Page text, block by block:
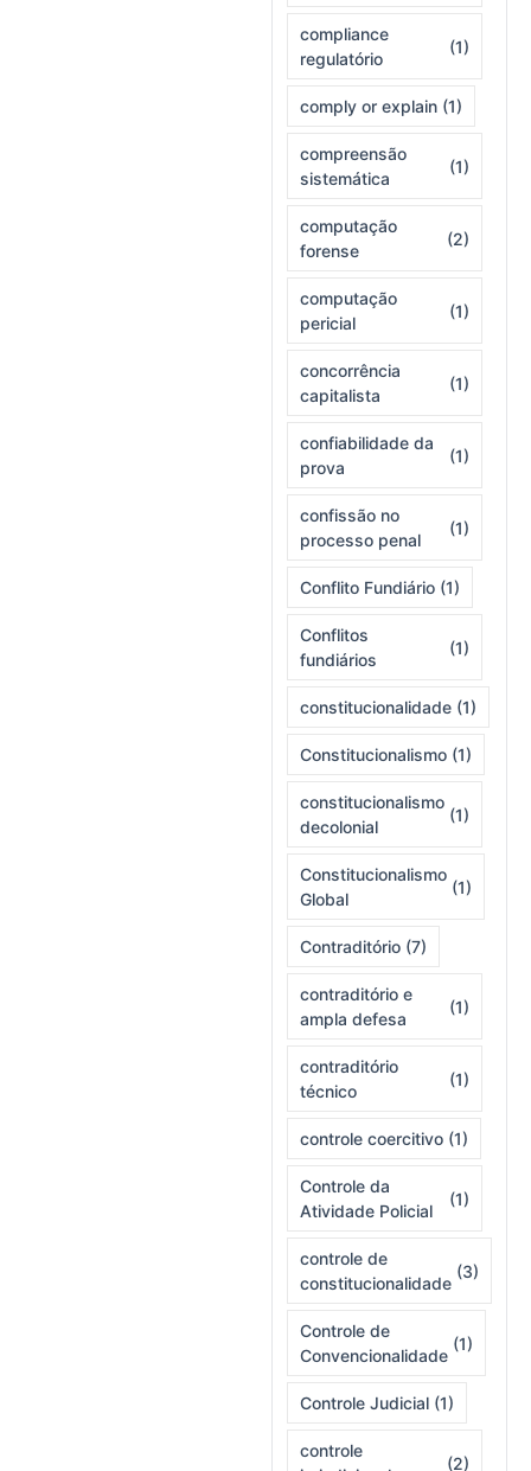
compliance
regulatório
(1)
comply or explain (1)
compreensão
sistemática
(1)
computação
forense
(2)
computação
pericial
(1)
concorrência
capitalista
(1)
confiabilidade da
prova
(1)
confissão no
processo penal
(1)
Conflito Fundiário (1)
Conflitos
fundiários
(1)
constitucionalidade (1)
Constitucionalismo (1)
constitucionalismo
decolonial
(1)
Constitucionalismo
Global
(1)
Contraditório (7)
contraditório e
ampla defesa
(1)
contraditório
técnico
(1)
controle coercitivo (1)
Controle da
Atividade Policial
(1)
controle de
constitucionalidade
(3)
Controle de
Convencionalidade
(1)
Controle Judicial (1)
controle
(2)